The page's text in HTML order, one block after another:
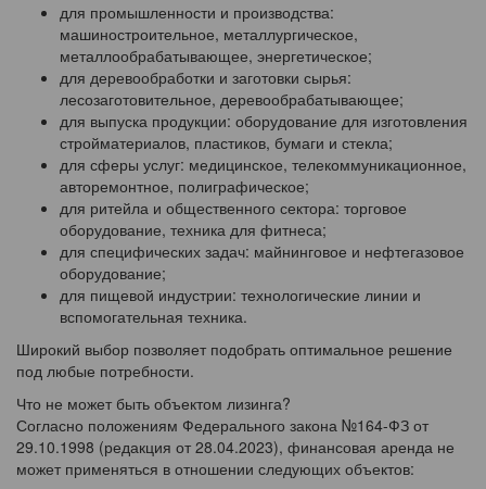
для промышленности и производства:
машиностроительное, металлургическое,
металлообрабатывающее, энергетическое;
для деревообработки и заготовки сырья:
лесозаготовительное, деревообрабатывающее;
для выпуска продукции: оборудование для изготовления
стройматериалов, пластиков, бумаги и стекла;
для сферы услуг: медицинское, телекоммуникационное,
авторемонтное, полиграфическое;
для ритейла и общественного сектора: торговое
оборудование, техника для фитнеса;
для специфических задач: майнинговое и нефтегазовое
оборудование;
для пищевой индустрии: технологические линии и
вспомогательная техника.
Широкий выбор позволяет подобрать оптимальное решение
под любые потребности.
Что не может быть объектом лизинга?
Согласно положениям Федерального закона №164-ФЗ от
29.10.1998 (редакция от 28.04.2023), финансовая аренда не
может применяться в отношении следующих объектов: